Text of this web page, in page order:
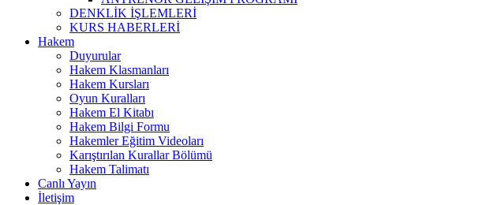
DENKLİK İŞLEMLERİ
KURS HABERLERİ
Hakem
Duyurular
Hakem Klasmanları
Hakem Kursları
Oyun Kuralları
Hakem El Kitabı
Hakem Bilgi Formu
Hakemler Eğitim Videoları
Karıştırılan Kurallar Bölümü
Hakem Talimatı
Canlı Yayın
İletişim